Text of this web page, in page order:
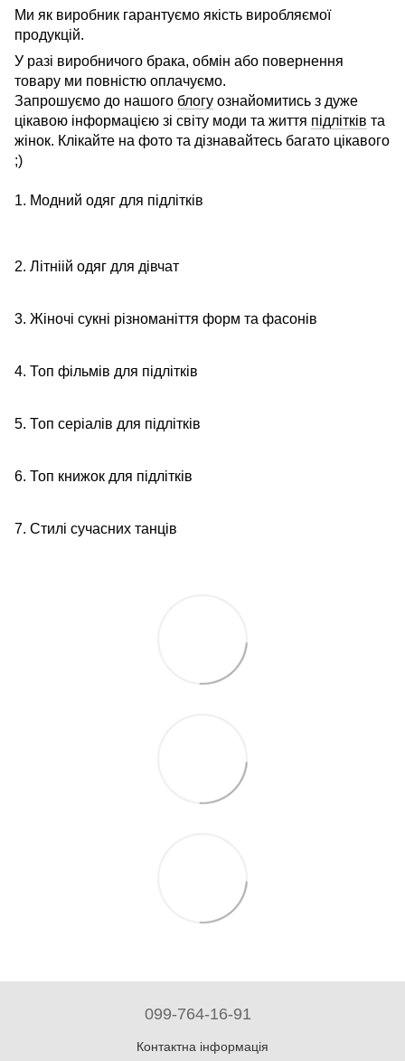
Ми як виробник гарантуємо якість виробляємої
продукцій.
У разі виробничого брака, обмін або повернення
товару ми повністю оплачуємо.
Запрошуємо до нашого блогу ознайомитись з дуже
цікавою інформацією зі світу моди та життя підлітків та
жінок. Клікайте на фото та дізнавайтесь багато цікавого
;)
1. Модний одяг для підлітків
2. Літніій одяг для дівчат
3. Жіночі сукні різноманіття форм та фасонів
4. Топ фільмів для підлітків
5. Топ серіалів для підлітків
6. Топ книжок для підлітків
7. Стилі сучасних танців
099-764-16-91
Контактна інформація